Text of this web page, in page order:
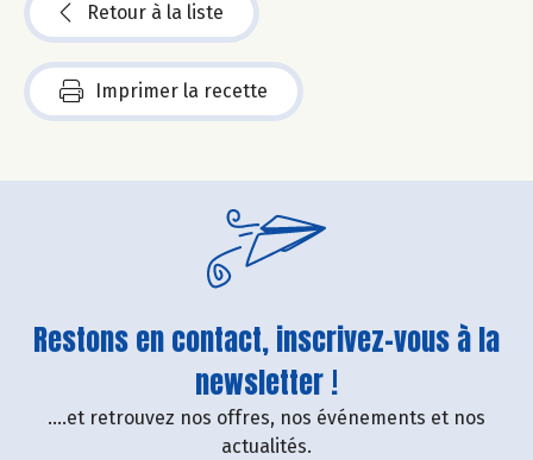
Retour à la liste
Imprimer la recette
Restons en contact, inscrivez-vous à la
newsletter !
....et retrouvez nos offres, nos événements et nos
actualités.